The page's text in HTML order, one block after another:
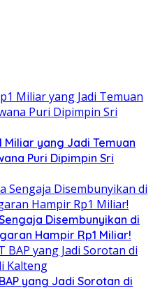
Miliar yang Jadi Temuan
Puri Dipimpin Sri
Disembunyikan di
Hampir Rp1 Miliar!
yang Jadi Sorotan di